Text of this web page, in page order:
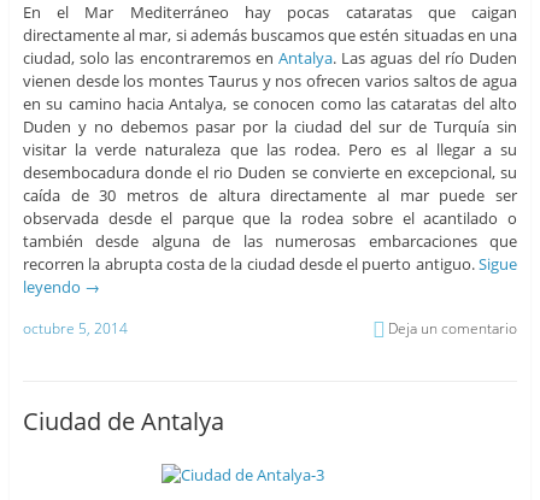
En el Mar Mediterráneo hay pocas cataratas que caigan
directamente al mar, si además buscamos que estén situadas en una
ciudad, solo las encontraremos en Antalya. Las aguas del río Duden
vienen desde los montes Taurus y nos ofrecen varios saltos de agua
en su camino hacia Antalya, se conocen como las cataratas del alto
Duden y no debemos pasar por la ciudad del sur de Turquía sin
visitar la verde naturaleza que las rodea. Pero es al llegar a su
desembocadura donde el rio Duden se convierte en excepcional, su
caída de 30 metros de altura directamente al mar puede ser
observada desde el parque que la rodea sobre el acantilado o
también desde alguna de las numerosas embarcaciones que
recorren la abrupta costa de la ciudad desde el puerto antiguo.Sigue
leyendo →
octubre 5, 2014 Deja un comentario
Ciudad de Antalya